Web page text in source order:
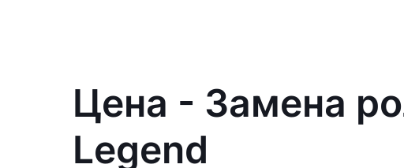
Цена - Замена
Legend